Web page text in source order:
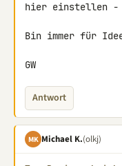
hier einstellen -
Bin immer für
GW
Antwort
MK Michael K.(olkj)